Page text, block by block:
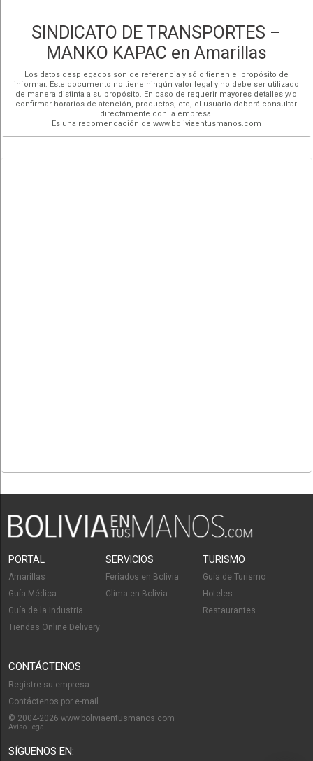
SINDICATO DE TRANSPORTES –
MANKO KAPAC en Amarillas
Los datos desplegados son de referencia y sólo tienen el propósito de
informar. Este documento no tiene ningún valor legal y no debe ser utilizado
de manera distinta a su propósito. En caso de requerir mayores detalles y/o
confirmar horarios de atención, productos, etc, el usuario deberá consultar
directamente con la empresa.
Es una recomendación de www.boliviaentusmanos.com
PORTAL
Amarillas
Guía Médica
Guía de la Industria
Tiendas Online Delivery
SERVICIOS
Feriados en Bolivia
Clima en Bolivia
TURISMO
Guía de Turismo
Hoteles
Restaurantes
CONTÁCTENOS
Registre su empresa
Contáctenos por e-mail
© 2004-2026 www.boliviaentusmanos.com
Aviso Legal
SÍGUENOS EN: